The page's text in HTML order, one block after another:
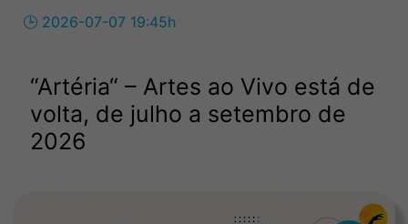
🕒 2026-07-07 19:45h
“Artéria“ – Artes ao Vivo está de
volta, de julho a setembro de
2026